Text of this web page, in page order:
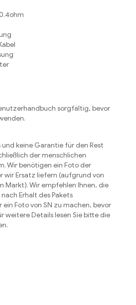
sorgfältig, bevor
keine Garantie für den Rest
der menschlichen
Wir benötigen ein Foto der
wir Ersatz liefern (aufgrund von
Markt). Wir empfehlen Ihnen, die
Erhalt des Pakets
Foto von SN zu machen, bevor
weitere Details lesen Sie bitte die